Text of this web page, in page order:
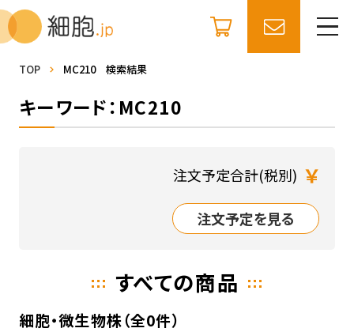
TOP MC210 検索結果
キーワード：MC210
注文予定合計(税別) ￥
注文予定を見る
すべての商品
細胞・微生物株（全0件）